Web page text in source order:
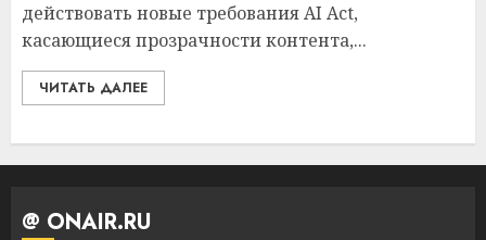
действовать новые требования AI Act,
касающиеся прозрачности контента,...
ЧИТАТЬ ДАЛЕЕ
@ ONAIR.RU